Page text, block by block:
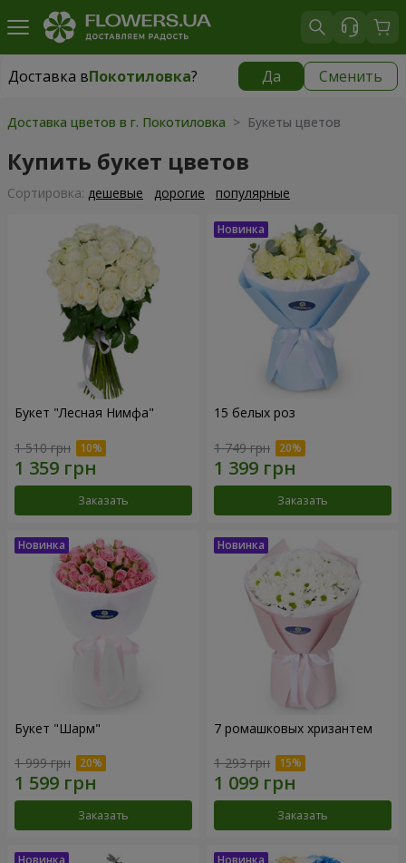
Доставка вПокотиловка? Да Сменить
Доставка вПокотиловка| бесплатно
Доставка цветов в г. Покотиловка > Букеты цветов
Купить букет цветов
Cортировка: дешевые дорогие популярные
Букет "Лесная Нимфа"
1 510 грн
Заказать
15 белых роз
1 749 грн
Заказать
Букет "Шарм"
1 999 грн
Заказать
7 ромашковых хризантем
1 293 грн
Заказать